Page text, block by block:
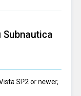
SP2 or newer,